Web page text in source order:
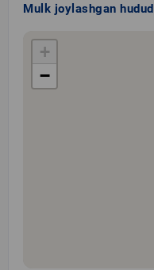
Mulk joylashgan hudud
+
−